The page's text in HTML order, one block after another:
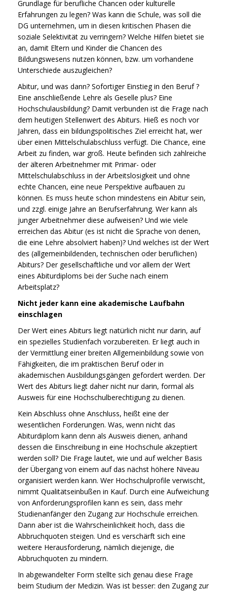
Grundlage für berufliche Chancen oder kulturelle
Erfahrungen zu legen? Was kann die Schule, was soll die
DG unternehmen, um in diesen kritischen Phasen die
soziale Selektivität zu verringern? Welche Hilfen bietet sie
an, damit Eltern und Kinder die Chancen des
Bildungswesens nutzen können, bzw. um vorhandene
Unterschiede auszugleichen?
Abitur, und was dann? Sofortiger Einstieg in den Beruf ?
Eine anschließende Lehre als Geselle plus? Eine
Hochschulausbildung? Damit verbunden ist die Frage nach
dem heutigen Stellenwert des Abiturs. Hieß es noch vor
Jahren, dass ein bildungspolitisches Ziel erreicht hat, wer
über einen Mittelschulabschluss verfügt. Die Chance, eine
Arbeit zu finden, war groß. Heute befinden sich zahlreiche
der älteren Arbeitnehmer mit Primar- oder
Mittelschulabschluss in der Arbeitslosigkeit und ohne
echte Chancen, eine neue Perspektive aufbauen zu
können. Es muss heute schon mindestens ein Abitur sein,
und zzgl. einige Jahre an Berufserfahrung. Wer kann als
junger Arbeitnehmer diese aufweisen? Und wie viele
erreichen das Abitur (es ist nicht die Sprache von denen,
die eine Lehre absolviert haben)? Und welches ist der Wert
des (allgemeinbildenden, technischen oder beruflichen)
Abiturs? Der gesellschaftliche und vor allem der Wert
eines Abiturdiploms bei der Suche nach einem
Arbeitsplatz?
Nicht jeder kann eine akademische Laufbahn
einschlagen
Der Wert eines Abiturs liegt natürlich nicht nur darin, auf
ein spezielles Studienfach vorzubereiten. Er liegt auch in
der Vermittlung einer breiten Allgemeinbildung sowie von
Fähigkeiten, die im praktischen Beruf oder in
akademischen Ausbildungsgängen gefordert werden. Der
Wert des Abiturs liegt daher nicht nur darin, formal als
Ausweis für eine Hochschulberechtigung zu dienen.
Kein Abschluss ohne Anschluss, heißt eine der
wesentlichen Forderungen. Was, wenn nicht das
Abiturdiplom kann denn als Ausweis dienen, anhand
dessen die Einschreibung in eine Hochschule akzeptiert
werden soll? Die Frage lautet, wie und auf welcher Basis
der Übergang von einem auf das nächst höhere Niveau
organisiert werden kann. Wer Hochschulprofile verwischt,
nimmt Qualitätseinbußen in Kauf. Durch eine Aufweichung
von Anforderungsprofilen kann es sein, dass mehr
Studienanfänger den Zugang zur Hochschule erreichen.
Dann aber ist die Wahrscheinlichkeit hoch, dass die
Abbruchquoten steigen. Und es verschärft sich eine
weitere Herausforderung, nämlich diejenige, die
Abbruchquoten zu mindern.
In abgewandelter Form stellte sich genau diese Frage
beim Studium der Medizin. Was ist besser: den Zugang zur